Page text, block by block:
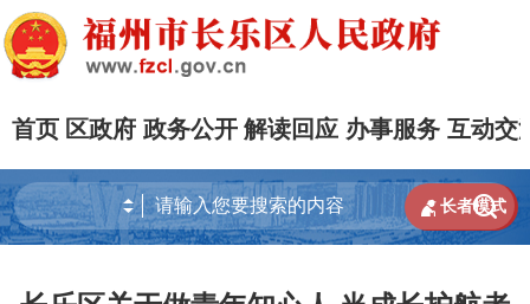
首页 区政府 政务公开 解读回应 办事服务 互动交

 长者模式